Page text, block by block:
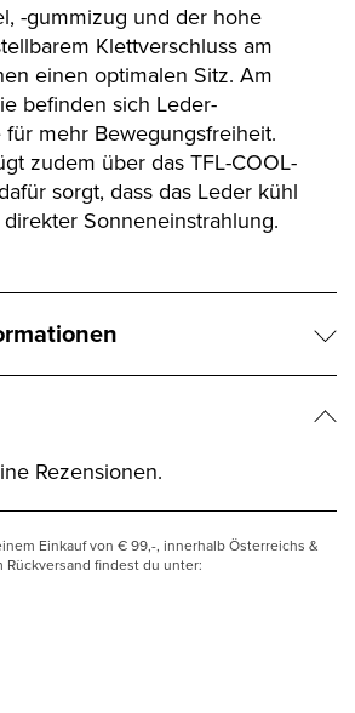
-gummizug und der hohe
Klettverschluss am
einen optimalen Sitz. Am
befinden sich Leder-
mehr Bewegungsfreiheit.
zudem über das TFL-COOL-
sorgt, dass das Leder kühl
Sonneneinstrahlung.
Rezensionen.
Einkauf von € 99,-, innerhalb Österreichs &
Rückversand findest du unter: